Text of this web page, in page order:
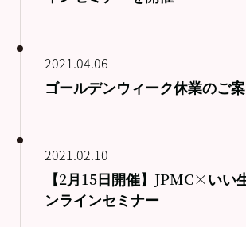
2021.04.06
ゴールデンウィーク休業のご
2021.02.10
【2月15日開催】JPMC×いい
ンラインセミナー